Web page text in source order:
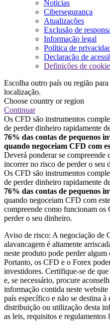
Notícias
Cibersegurança
Atualizações
Exclusão de
Informação legal
Política de
Declaração de
Definições de
Escolha outro país ou região
localização.
Choose country or region
Continuar
Os CFD são instrumentos
de perder dinheiro rapidamente
76% das contas de pequenos
quando negoceiam CFD com
Deverá ponderar se
incorrer no risco de perder o seu
Os CFD são instrumentos
de perder dinheiro rapidamente
76% das contas de pequenos
quando negoceiam CFD com
compreende como funcionam
perder o seu dinheiro.
Aviso de risco: A negociação de
alavancagem é altamente
neste produto pode perder
Portanto, os CFD e o Forex
investidores. Certifique-se de
e, se necessário, procure
informação contida neste
país específico e não se destina
distribuição ou utilização desta
as leis, requisitos e regulamentos